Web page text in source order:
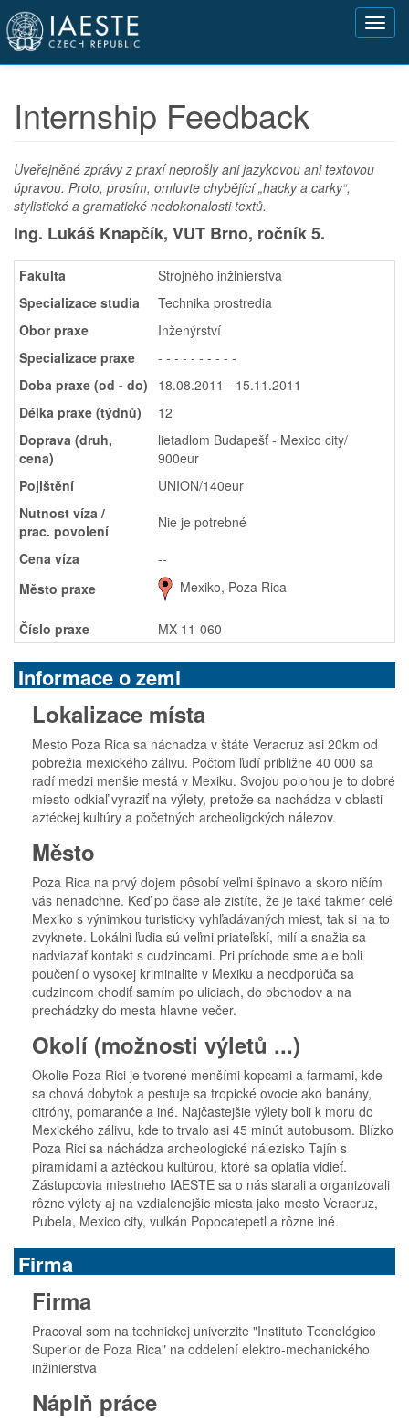
Přejít
hlavnímu
obsahu
Internship Feedback
Uveřejněné zprávy z praxí neprošly ani jazykovou ani textovou
úpravou. Proto, prosím, omluvte chybějící „hacky a carky“,
stylistické a gramatické nedokonalosti textů.
Ing. Lukáš Knapčík, VUT Brno, ročník 5.
Fakulta
Strojného inžinierstva
Specializace studia
Technika prostredia
Obor praxe
Inženýrství
Specializace praxe
- - - - - - - - - -
Doba praxe (od - do)
18.08.2011 - 15.11.2011
Délka praxe (týdnů)
12
Doprava (druh,
cena)
lietadlom Budapešť - Mexico city/
900eur
Pojištění
UNION/140eur
Nutnost víza /
prac. povolení
Nie je potrebné
Cena víza
--
Město praxe
Mexiko, Poza Rica
Číslo praxe MX-11-060
Informace o zemi
Lokalizace místa
Mesto Poza Rica sa náchadza v štáte Veracruz asi 20km od
pobrežia mexického zálivu. Počtom ľudí približne 40 000 sa
radí medzi menšie mestá v Mexiku. Svojou polohou je to dobré
miesto odkiaľ vyraziť na výlety, pretože sa nachádza v oblasti
aztéckej kultúry a početných archeoligckých nálezov.
Město
Poza Rica na prvý dojem pôsobí veľmi špinavo a skoro ničím
vás nenadchne. Keď po čase ale zistíte, že je také takmer celé
Mexiko s výnimkou turisticky vyhľadávaných miest, tak si na to
zvyknete. Lokálni ľudia sú veľmi priateľskí, milí a snažia sa
nadviazať kontakt s cudzincami. Pri príchode sme ale boli
poučení o vysokej kriminalite v Mexiku a neodporúča sa
cudzincom chodiť samím po uliciach, do obchodov a na
prechádzky do mesta hlavne večer.
Okolí (možnosti výletů ...)
Okolie Poza Rici je tvorené menšími kopcami a farmami, kde
sa chová dobytok a pestuje sa tropické ovocie ako banány,
citróny, pomaranče a iné. Najčastejšie výlety boli k moru do
Mexického zálivu, kde to trvalo asi 45 minút autobusom. Blízko
Poza Rici sa náchádza archeologické nálezisko Tajín s
piramídami a aztéckou kultúrou, ktoré sa oplatia vidieť.
Zástupcovia miestneho IAESTE sa o nás starali a organizovali
rôzne výlety aj na vzdialenejšie miesta jako mesto Veracruz,
Pubela, Mexico city, vulkán Popocatepetl a rôzne iné.
Firma
Firma
Pracoval som na technickej univerzite "Instituto Tecnológico
Superior de Poza Rica" na oddelení elektro-mechanického
inžinierstva
Náplň práce